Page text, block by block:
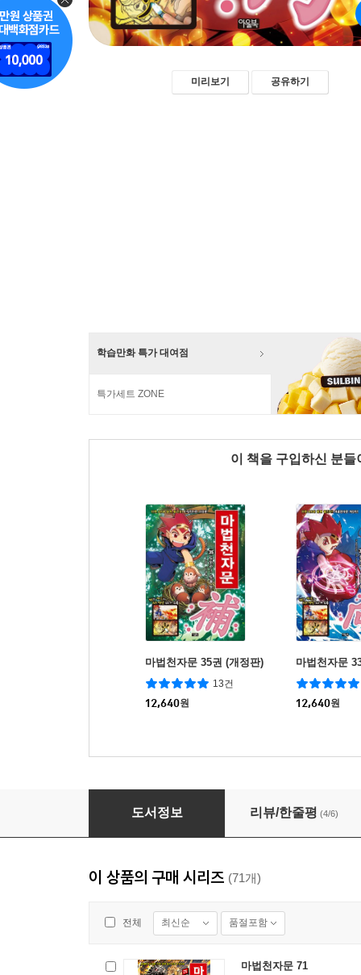
미리보기 공유하기
학습만화 특가 대여점
특가세트 ZONE
이 책을 구입하신 분
마법천자문 35권 (개정판)
13건
12,640원
마법천자문
12,640원
마법천자문 34권 (개정판)
도서정보 리뷰/한줄평 (4/6)
이 상품의 구매 시리즈 (71개)
전체 최신순 품절포함
마법천자문 71